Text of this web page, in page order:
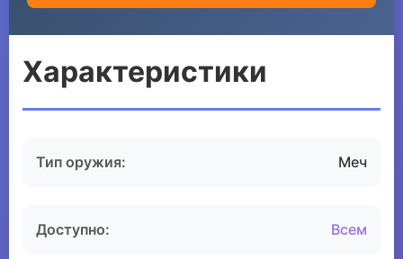
Характеристики
Тип оружия: Меч
Доступно: Всем